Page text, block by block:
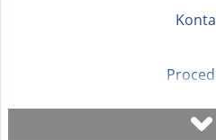
Umów się